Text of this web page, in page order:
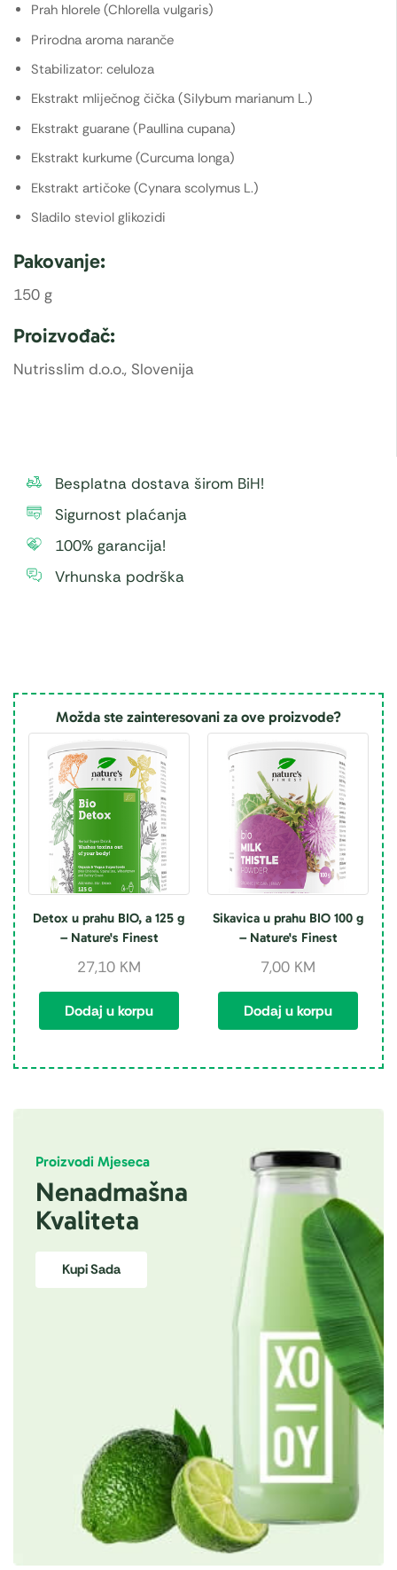
Prah hlorele (Chlorella vulgaris)
Prirodna aroma naranče
Stabilizator: celuloza
Ekstrakt mliječnog čička (Silybum marianum L.)
Ekstrakt guarane (Paullina cupana)
Ekstrakt kurkume (Curcuma longa)
Ekstrakt artičoke (Cynara scolymus L.)
Sladilo steviol glikozidi
Pakovanje:
150 g
Proizvođač:
Nutrisslim d.o.o., Slovenija
Besplatna dostava širom BiH!
Sigurnost plaćanja
100% garancija!
Vrhunska podrška
Možda ste zainteresovani za ove proizvode?
Detox u prahu BIO, a 125 g
– Nature's Finest
27,10 KM
Dodaj u korpu
Sikavica u prahu BIO 100 g
– Nature's Finest
7,00 KM
Dodaj u korpu
Proizvodi Mjeseca
Nenadmašna
Kvaliteta
Kupi Sada